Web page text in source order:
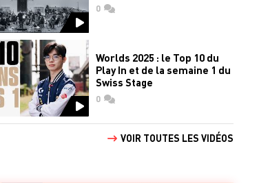
0commentaires
Worlds 2025 : le Top 10 du
Play In et de la semaine 1 du
Swiss Stage
0commentaires
VOIR TOUTES LES VIDÉOS